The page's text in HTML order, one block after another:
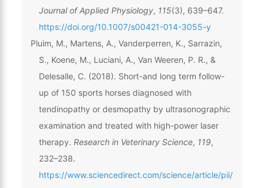
Journal of Applied Physiology, 115(3), 639–647.
https://doi.org/10.1007/s00421-014-3055-y
Pluim, M., Martens, A., Vanderperren, K., Sarrazin,
S., Koene, M., Luciani, A., Van Weeren, P. R., &
Delesalle, C. (2018). Short-and long term follow-
up of 150 sports horses diagnosed with
tendinopathy or desmopathy by ultrasonographic
examination and treated with high-power laser
therapy. Research in Veterinary Science, 119,
232–238.
https://www.sciencedirect.com/science/article/pii/